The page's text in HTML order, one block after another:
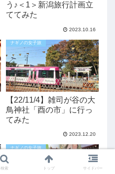
う♪＜1＞新潟旅行計画立
ててみた
2023.10.16
ナギノの女子旅
【22/11/4】雑司が谷の大
鳥神社「酉の市」に行っ
てみた
2023.12.20
ナギノの女子旅
検索 トップ サイドバー